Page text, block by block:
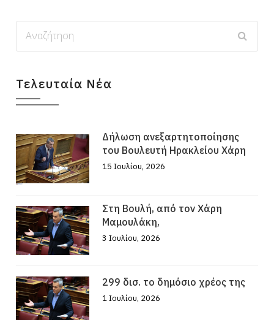
Τελευταία Νέα
Δήλωση ανεξαρτητοποίησης
του Βουλευτή Ηρακλείου Χάρη
15 Ιουλίου, 2026
Στη Βουλή, από τον Χάρη
Μαμουλάκη,
3 Ιουλίου, 2026
299 δισ. το δημόσιο χρέος της
1 Ιουλίου, 2026